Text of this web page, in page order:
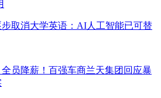
取消大学英语：AI人工智能已可替